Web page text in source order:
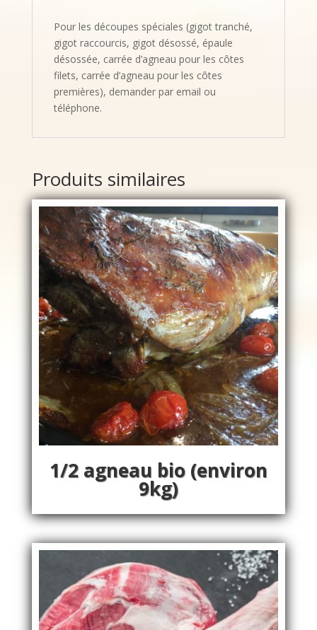
Pour les découpes spéciales (gigot tranché,
gigot raccourcis, gigot désossé, épaule
désossée, carrée d’agneau pour les côtes
filets, carrée d’agneau pour les côtes
premières), demander par email ou
téléphone.
Produits similaires
1/2 agneau bio (environ
9kg)